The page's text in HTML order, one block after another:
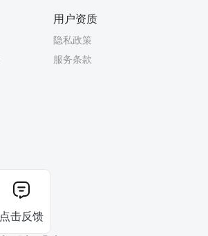
用户资质
隐私政策
服务条款
点击反馈